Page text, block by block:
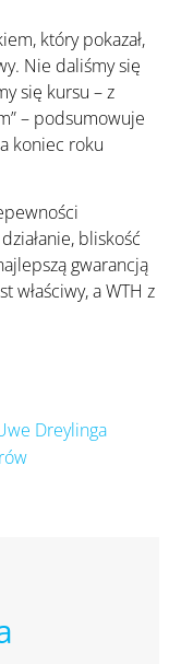
który pokazał,
Nie daliśmy się
się kursu – z
– podsumowuje
koniec roku
bliskość
gwarancją
właściwy, a WTH z
Dreylinga